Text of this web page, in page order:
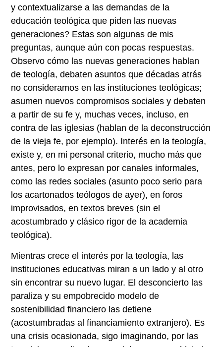
y contextualizarse a las demandas de la
educación teológica que piden las nuevas
generaciones? Estas son algunas de mis
preguntas, aunque aún con pocas respuestas.
Observo cómo las nuevas generaciones hablan
de teología, debaten asuntos que décadas atrás
no consideramos en las instituciones teológicas;
asumen nuevos compromisos sociales y debaten
a partir de su fe y, muchas veces, incluso, en
contra de las iglesias (hablan de la deconstrucción
de la vieja fe, por ejemplo). Interés en la teología,
existe y, en mi personal criterio, mucho más que
antes, pero lo expresan por canales informales,
como las redes sociales (asunto poco serio para
los acartonados teólogos de ayer), en foros
improvisados, en textos breves (sin el
acostumbrado y clásico rigor de la academia
teológica).
Mientras crece el interés por la teología, las
instituciones educativas miran a un lado y al otro
sin encontrar su nuevo lugar. El desconcierto las
paraliza y su empobrecido modelo de
sostenibilidad financiero las detiene
(acostumbradas al financiamiento extranjero). Es
una crisis ocasionada, sigo imaginando, por las